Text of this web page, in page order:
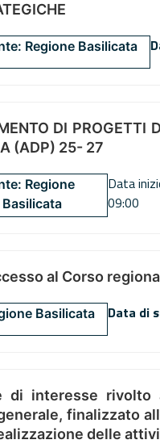
Regione Basilicata
DI
(ADP) 25- 27
Regione
Basilicata
Data
09:00
al Corso
Basilicata Data di
di interesse
finalizzato
delle